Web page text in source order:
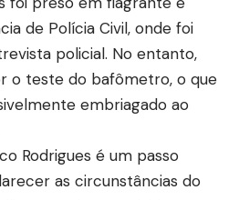
de Polícia Civil, onde foi
policial. No entanto,
o teste do bafômetro, o que
embriagado ao
Rodrigues é um passo
as circunstâncias do